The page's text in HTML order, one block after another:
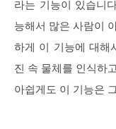
라는 기능이 있습니
능해서 많은 사람이
하게 이 기능에 대해
진 속 물체를 인식하
아쉽게도 이 기능은